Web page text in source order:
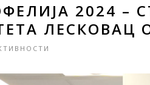
2024 –
ЛЕСКОВАЦ